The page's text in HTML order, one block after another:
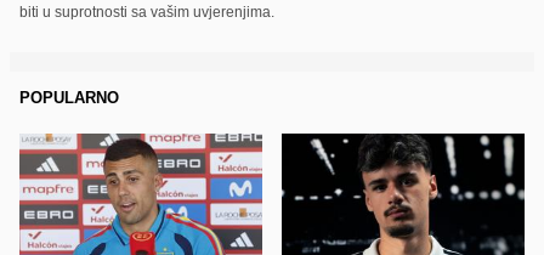
biti u suprotnosti sa vašim uvjerenjima.
POPULARNO